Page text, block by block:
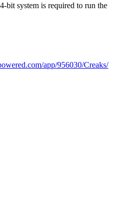
bit system is required to run the
app/956030/Creaks/